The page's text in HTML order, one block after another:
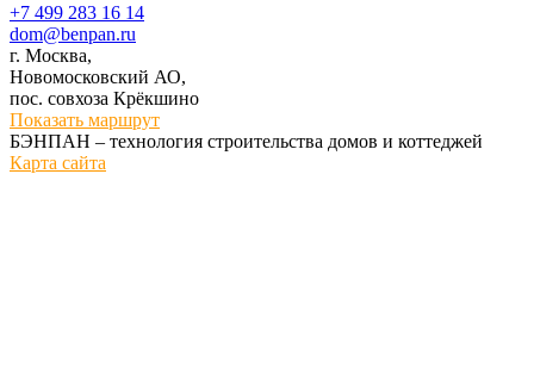
+7 499 283 16 14
dom@benpan.ru
г. Москва,
Новомосковский АО,
пос. совхоза Крёкшино
Показать маршрут
БЭНПАН – технология строительства домов и коттеджей
Карта сайта